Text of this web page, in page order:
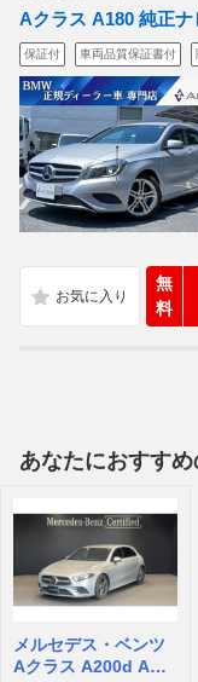
Aクラス A180 純正
保証付 車両品質保証書付
無
料
あなたにおすす
メルセデス・ベンツ
Aクラス A200d AMG